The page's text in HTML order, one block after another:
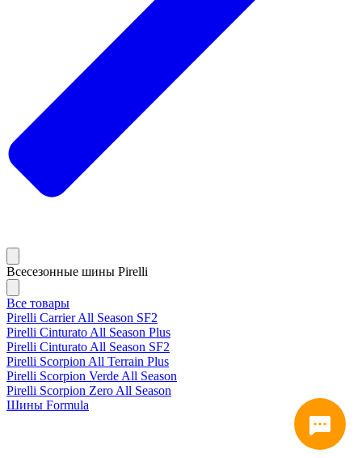
Всесезонные шины Pirelli
Все товары
Pirelli Carrier All Season SF2
Pirelli Cinturato All Season Plus
Pirelli Cinturato All Season SF2
Pirelli Scorpion All Terrain Plus
Pirelli Scorpion Verde All Season
Pirelli Scorpion Zero All Season
Шины Formula